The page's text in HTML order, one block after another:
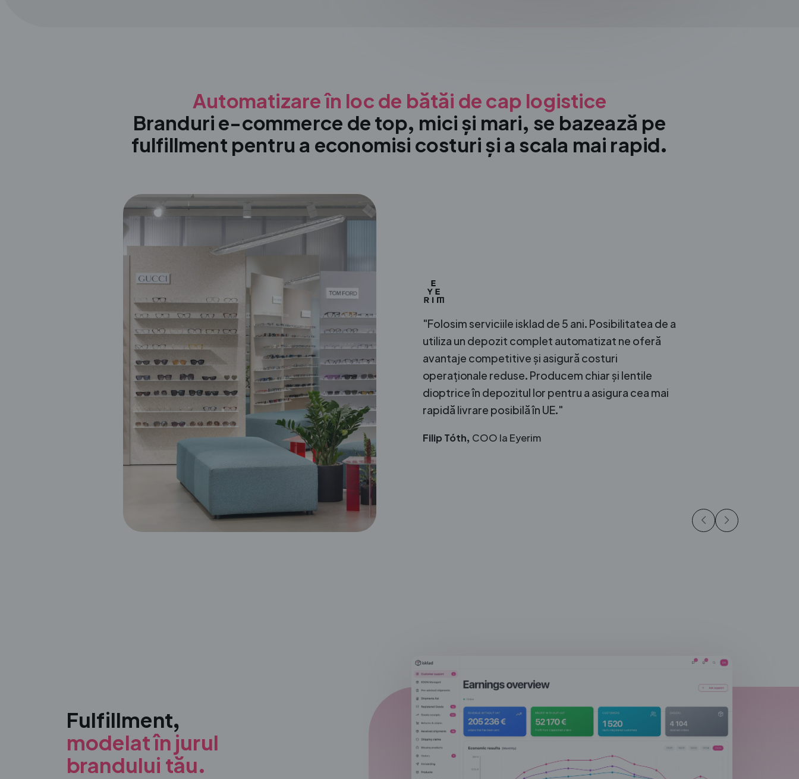
Automatizare în loc de bătăi de cap logistice
Branduri e-commerce de top, mici și mari, se bazează pe
fulfillment pentru a economisi costuri și a scala mai rapid.
"Folosim serviciile isklad de 5 ani. Posibilitatea de a
utiliza un depozit complet automatizat ne oferă
avantaje competitive și asigură costuri
operaționale reduse. Producem chiar și lentile
dioptrice în depozitul lor pentru a asigura cea mai
rapidă livrare posibilă în UE."
Filip Tóth, COO la Eyerim
Fulfillment,
modelat în jurul
brandului tău.